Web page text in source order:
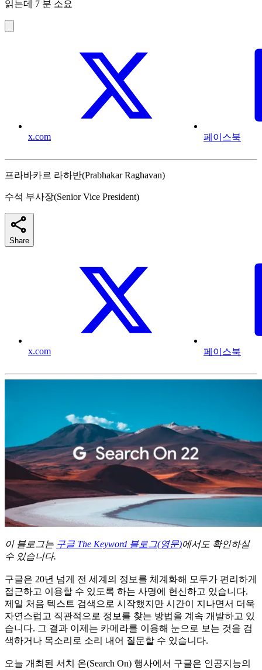
읽는데 7 분 소요
x.com 페이스북
프라바카르 라하반(Prabhakar Raghavan)
수석 부사장(Senior Vice President)
Share
x.com 페이스북
이 블로그는 구글 The Keyword 블로그(영문)에서도 확인하실
수 있습니다.
구글은 20년 넘게 전 세계의 정보를 체계화해 모두가 편리하게
접근하고 이용할 수 있도록 하는 사명에 헌신하고 있습니다.
제일 처음 텍스트 검색으로 시작했지만 시간이 지나면서 더욱
자연스럽고 직관적으로 정보를 찾는 방법을 계속 개발하고 있
습니다. 그 결과 이제는 카메라를 이용해 눈으로 보는 것을 검
색하거나 목소리로 소리 내어 질문할 수 있습니다.
오늘 개최된 서치 온(Search On) 행사에서 구글은 인공지능의